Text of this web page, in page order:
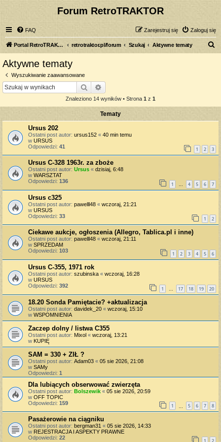
Forum RetroTRAKTOR
FAQ Zaloguj się
Zarejestruj się
Portal RetroTRAKTOR.pl retrotraktor.pl/forum Szukaj Aktywne tematy
Aktywne tematy
Wyszukiwanie zaawansowane
Szukaj
Znaleziono 14 wyników • Strona 1 z 1
Tematy
Ursus 202
Ostatni post autor: ursus152 « 40 min temu
w URSUS
Odpowiedzi: 41 1 2 3
Ursus C-328 1963r. za zboże
Ostatni post autor: Ursus « dzisiaj, 6:48
w WARSZTAT
Odpowiedzi: 136 1 … 4 5 6 7
Ursus c325
Ostatni post autor: pawelll48 « wczoraj, 21:21
w URSUS
Odpowiedzi: 33 1 2
Ciekawe aukcje, ogłoszenia (Allegro, Tablica.pl i inne)
Ostatni post autor: pawelll48 « wczoraj, 21:11
w SPRZEDAM
Odpowiedzi: 103 1 2 3 4 5 6
Ursus C-355, 1971 rok
Ostatni post autor: szubinska « wczoraj, 16:28
w URSUS
Odpowiedzi: 392 1 … 17 18 19 20
18.20 Sonda Pamiętacie? +aktualizacja
Ostatni post autor: davidek_20 « wczoraj, 15:10
w WSPOMNIENIA
Zaczep dolny / listwa C355
Ostatni post autor: Mixol « wczoraj, 13:21
w KUPIĘ
SAM = 330 + ZIŁ ?
Ostatni post autor: Adam03 « 05 sie 2026, 21:08
w SAMy
Odpowiedzi: 1
Dla lubiących obserwować zwierzęta
Ostatni post autor: Bolszewik « 05 sie 2026, 20:59
w OFF TOPIC
Odpowiedzi: 159 1 5 6 7 8
Pasażerowie na ciągniku
Ostatni post autor: bergman31 « 05 sie 2026, 14:33
w REJESTRACJA I ASPEKTY PRAWNE
Odpowiedzi: 22